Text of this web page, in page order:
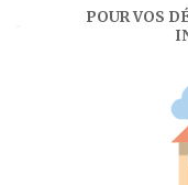
POUR VOS